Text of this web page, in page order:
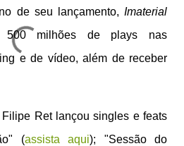
de seu lançamento, Imaterial
500 milhões de plays nas
e de vídeo, além de receber
Ret lançou singles e feats
(assista aqui); "Sessão do